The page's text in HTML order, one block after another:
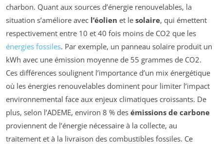
charbon. Quant aux sources d’énergie renouvelables, la
situation s’améliore avec l’éolien et le solaire, qui émettent
respectivement entre 10 et 40 fois moins de CO2 que les
énergies fossiles. Par exemple, un panneau solaire produit un
kWh avec une émission moyenne de 55 grammes de CO2.
Ces différences soulignent l’importance d’un mix énergétique
où les énergies renouvelables dominent pour limiter l’impact
environnemental face aux enjeux climatiques croissants. De
plus, selon l’ADEME, environ 8 % des émissions de carbone
proviennent de l’énergie nécessaire à la collecte, au
traitement et à la livraison des combustibles fossiles. Ce